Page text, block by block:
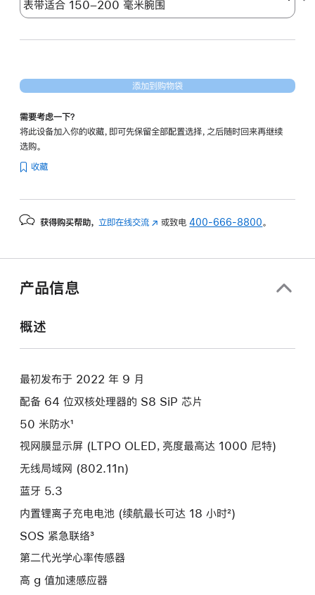
添加到购物袋
需要考虑一下？
将此设备加入你的收藏，即可先保留全部配置选择，之后随时回来再继续
选购。
收藏
获得购买帮助， 立即在线交流 (在 或致电400-666-8800。
产品信息
概述
最初发布于 2022 年 9 月
配备 64 位双核处理器的 S8 SiP 芯片
50 米防水¹
视网膜显示屏 (LTPO OLED，亮度最高达 1000 尼特)
无线局域网 (802.11n)
蓝牙 5.3
内置锂离子充电电池 (续航最长可达 18 小时²)
SOS 紧急联络³
第二代光学心率传感器
高 g 值加速感应器